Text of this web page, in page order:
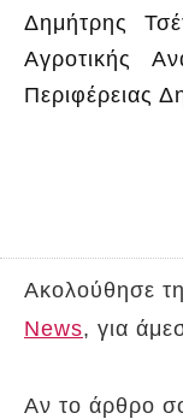
Δημήτρης
Αγροτικής
Περιφέρειας
Ακολούθησε τη
News, για
Αν το άρθρο